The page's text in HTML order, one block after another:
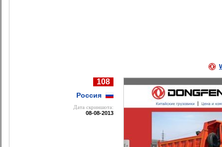
108
Россия
Дата cкриншота:
08-08-2013